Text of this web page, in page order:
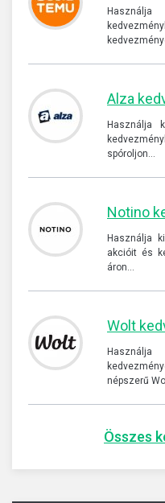
Alza
Használja
spóroljon…
Notino
Használja
akcióit és
áron…
Wolt
népszerű
Összes